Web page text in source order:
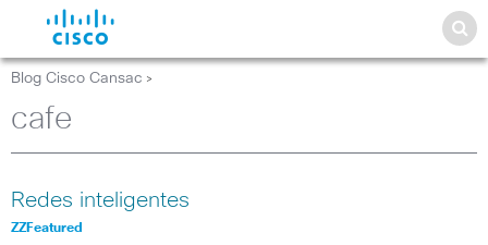
Blog Cisco Cansac >
cafe
Redes inteligentes
ZZFeatured